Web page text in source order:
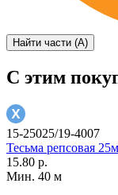
Найти части (А)
С этим
15-25025/19-4007
Тесьма репсовая
15.80 р.
Мин. 40 м